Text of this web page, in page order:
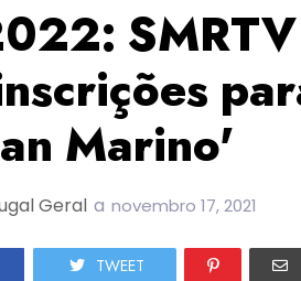
Marino'
Geral a novembro 17, 2021
TWEET